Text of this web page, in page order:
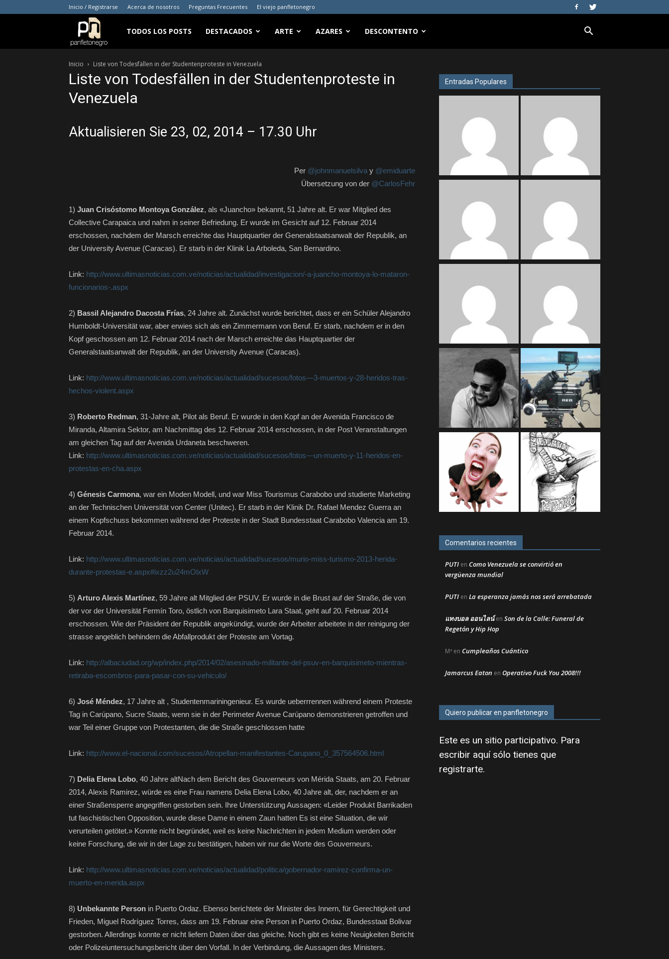
Inicio / Registrarse Acerca de nosotros Preguntas Frecuentes El viejo panfletonegro
panfletonegro
TODOS LOS POSTS DESTACADOS ARTE AZARES DESCONTENTO
Inicio Liste von Todesfällen in der Studentenproteste in Venezuela
Liste von Todesfällen in der Studentenproteste in
Venezuela
Aktualisieren Sie 23, 02, 2014 – 17.30 Uhr
Per @johnmanuelsilva y @emiduarte
Übersetzung von der @CarlosFehr
1) Juan Crisóstomo Montoya González, als «Juancho» bekannt, 51 Jahre alt. Er war Mitglied des
Collective Carapaica und nahm in seiner Befriedung. Er wurde im Gesicht auf 12. Februar 2014
erschossen, nachdem der Marsch erreichte das Hauptquartier der Generalstaatsanwalt der Republik, an
der University Avenue (Caracas). Er starb in der Klinik La Arboleda, San Bernardino.
Link: http://www.ultimasnoticias.com.ve/noticias/actualidad/investigacion/-a-juancho-montoya-lo-mataron-
funcionarios-.aspx
2) Bassil Alejandro Dacosta Frías, 24 Jahre alt. Zunächst wurde berichtet, dass er ein Schüler Alejandro
Humboldt-Universität war, aber erwies sich als ein Zimmermann von Beruf. Er starb, nachdem er in den
Kopf geschossen am 12. Februar 2014 nach der Marsch erreichte das Hauptquartier der
Generalstaatsanwalt der Republik, an der University Avenue (Caracas).
Link: http://www.ultimasnoticias.com.ve/noticias/actualidad/sucesos/fotos—3-muertos-y-28-heridos-tras-
hechos-violent.aspx
3) Roberto Redman, 31-Jahre alt, Pilot als Beruf. Er wurde in den Kopf an der Avenida Francisco de
Miranda, Altamira Sektor, am Nachmittag des 12. Februar 2014 erschossen, in der Post Veranstaltungen
am gleichen Tag auf der Avenida Urdaneta beschweren.
Link: http://www.ultimasnoticias.com.ve/noticias/actualidad/sucesos/fotos—un-muerto-y-11-heridos-en-
protestas-en-cha.aspx
4) Génesis Carmona, war ein Moden Modell, und war Miss Tourismus Carabobo und studierte Marketing
an der Technischen Universität von Center (Unitec). Er starb in der Klinik Dr. Rafael Mendez Guerra an
einem Kopfschuss bekommen während der Proteste in der Stadt Bundesstaat Carabobo Valencia am 19.
Februar 2014.
Link: http://www.ultimasnoticias.com.ve/noticias/actualidad/sucesos/murio-miss-turismo-2013-herida-
durante-protestas-e.aspx#ixzz2u24mOlxW
5) Arturo Alexis Martínez, 59 Jahre alt Mitglied der PSUV. Er wurde in die Brust auf der Straße, die von
der vor der Universität Fermín Toro, östlich von Barquisimeto Lara Staat, geht auf 20. Februar 2014
erschossen. Wie der Präsident der Republik angekündigt, wurde der Arbeiter arbeitete in der reinigung der
strasse angeblich behindern die Abfallprodukt der Proteste am Vortag.
Link: http://albaciudad.org/wp/index.php/2014/02/asesinado-militante-del-psuv-en-barquisimeto-mientras-
retiraba-escombros-para-pasar-con-su-vehiculo/
6) José Méndez, 17 Jahre alt , Studentenmariningenieur. Es wurde ueberrrennen während einem Proteste
Tag in Carúpano, Sucre Staats, wenn sie in der Perimeter Avenue Carúpano demonstrieren getroffen und
war Teil einer Gruppe von Protestanten, die die Straße geschlossen hatte
Link: http://www.el-nacional.com/sucesos/Atropellan-manifestantes-Carupano_0_357564506.html
7) Delia Elena Lobo, 40 Jahre altNach dem Bericht des Gouverneurs von Mérida Staats, am 20. Februar
2014, Alexis Ramirez, würde es eine Frau namens Delia Elena Lobo, 40 Jahre alt, der, nachdem er an
einer Straßensperre angegriffen gestorben sein. Ihre Unterstützung Aussagen: «Leider Produkt Barrikaden
tut faschistischen Opposition, wurde diese Dame in einem Zaun hatten Es ist eine Situation, die wir
verurteilen getötet.» Konnte nicht begründet, weil es keine Nachrichten in jedem Medium werden oder
keine Forschung, die wir in der Lage zu bestätigen, haben wir nur die Worte des Gouverneurs.
Link: http://www.ultimasnoticias.com.ve/noticias/actualidad/politica/gobernador-ramirez-confirma-un-
muerto-en-merida.aspx
8) Unbekannte Person in Puerto Ordaz. Ebenso berichtete der Minister des Innern, für Gerechtigkeit und
Frieden, Miguel Rodríguez Torres, dass am 19. Februar eine Person in Puerto Ordaz, Bundesstaat Bolivar
gestorben. Allerdings konnte er nicht liefern Daten über das gleiche. Noch gibt es keine Neuigkeiten Bericht
oder Polizeiuntersuchungsbericht über den Vorfall. In der Verbindung, die Aussagen des Ministers.
Entradas Populares
Comentarios recientes
PUTI en Como Venezuela se convirtió en
vergüenza mundial
PUTI en La esperanza jamás nos será arrebatada
แทงบอล ออนไลน์en Son de la Calle: Funeral de
Regetón y Hip Hop
Mª en Cumpleaños Cuántico
Jamarcus Eaton en Operativo Fuck You 2008!!!
Quiero publicar en panfletonegro
Este es un sitio participativo. Para
escribir aquí sólo tienes que
registrarte.